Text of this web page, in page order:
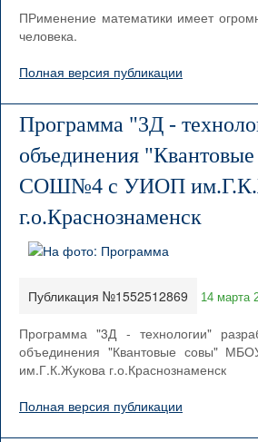
ПРименение математики имеет
человека.
Полная версия публикации
Программа "3Д -
объединения
СОШ№4 с УИОП
г.о.Краснознаменск
Публикация №1552512869 14 марта
Программа "3Д - технологии"
объединения "Квантовые совы"
им.Г.К.Жукова г.о.Краснознаменск
Полная версия публикации